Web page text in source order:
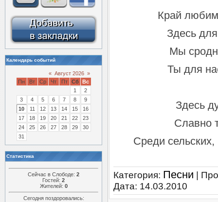
Календарь событий
« Август 2026 »
Пн
Вт Ср Чт Пт Сб
Вс
1
2
3
4 5 6 7 8
9
10
11 12 13 14 15
16
17
18 19 20 21 22
23
24
25 26 27 28 29
30
31
Статистика
Сейчас в Слободе: 2
Гостей: 2
Жителей: 0
Сегодня поздоровались:
Край
Здесь
Мы
Ты для
Здесь
Славно
Среди
Категория: Песни
Дата: 14.03.2010